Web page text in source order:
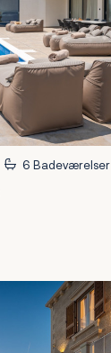
6 Badeværelser